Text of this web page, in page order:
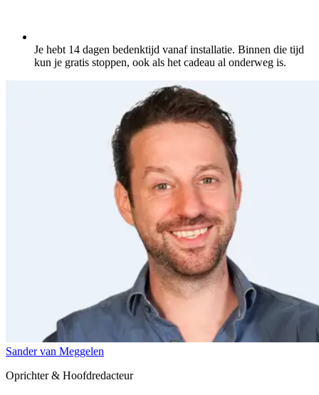
Je hebt 14 dagen bedenktijd vanaf installatie. Binnen die tijd
kun je gratis stoppen, ook als het cadeau al onderweg is.
Sander van Meggelen
Oprichter & Hoofdredacteur